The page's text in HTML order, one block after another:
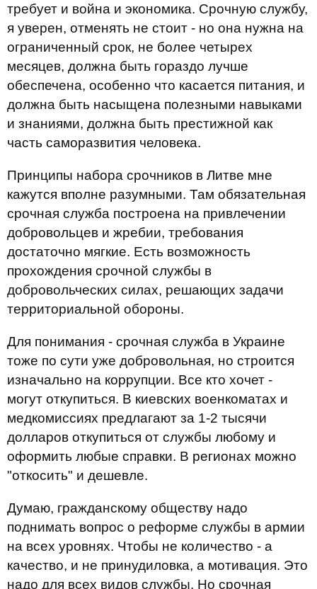
требует и война и экономика. Срочную службу,
я уверен, отменять не стоит - но она нужна на
ограниченный срок, не более четырех
месяцев, должна быть гораздо лучше
обеспечена, особенно что касается питания, и
должна быть насыщена полезными навыками
и знаниями, должна быть престижной как
часть саморазвития человека.
Принципы набора срочников в Литве мне
кажутся вполне разумными. Там обязательная
срочная служба построена на привлечении
добровольцев и жребии, требования
достаточно мягкие. Есть возможность
прохождения срочной службы в
добровольческих силах, решающих задачи
территориальной обороны.
Для понимания - срочная служба в Украине
тоже по сути уже добровольная, но строится
изначально на коррупции. Все кто хочет -
могут откупиться. В киевских военкоматах и
медкомиссиях предлагают за 1-2 тысячи
долларов откупиться от службы любому и
оформить любые справки. В регионах можно
"откосить" и дешевле.
Думаю, гражданскому обществу надо
поднимать вопрос о реформе службы в армии
на всех уровнях. Чтобы не количество - а
качество, и не принудиловка, а мотивация. Это
надо для всех видов службы. Но срочная